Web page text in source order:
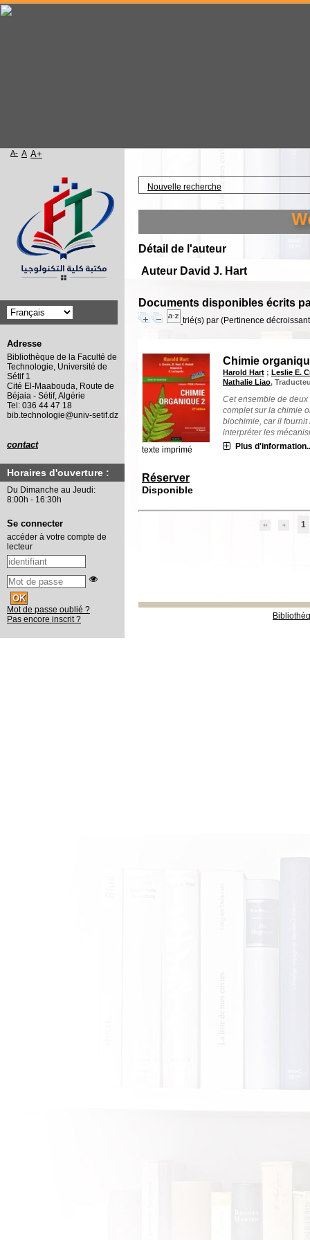
Nouvelle recherche
Détail de l'auteur
Auteur David J. Hart
Documents disponibles écrits
trié(s) par (Pertinence
texte imprimé
Chimie
Harold Hart ;Leslie E.
Nathalie Liao,
Cet ensemble de
complet sur la chimie
biochimie, car il
interpréter les
Plus
Réserver
Disponible
1
Accueil
A- A A+
Adresse
Bibliothèque de la Faculté de
Technologie, Université de
Sétif 1
Cité El-Maabouda, Route de
Béjaia - Sétif, Algérie
Tel: 036 44 47 18
bib.technologie@univ-setif.dz
contact
Horaires d'ouverture :
Du Dimanche au Jeudi:
8:00h - 16:30h
Se connecter
accéder à votre compte de
lecteur
Mot de passe oublié ?
Pas encore inscrit ?